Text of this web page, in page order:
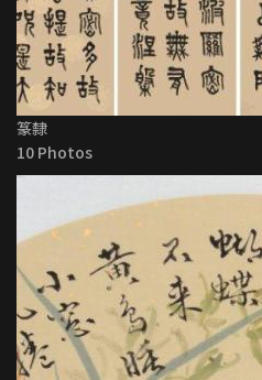
篆隸
10 Photos